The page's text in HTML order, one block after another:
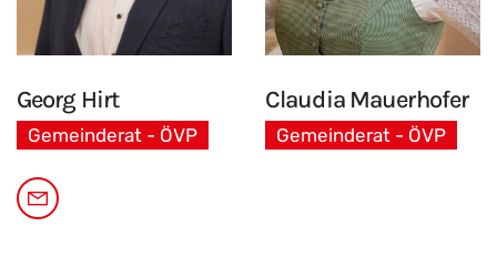
Georg Hirt
Gemeinderat - ÖVP
Claudia Mauerhofer
Gemeinderat - ÖVP